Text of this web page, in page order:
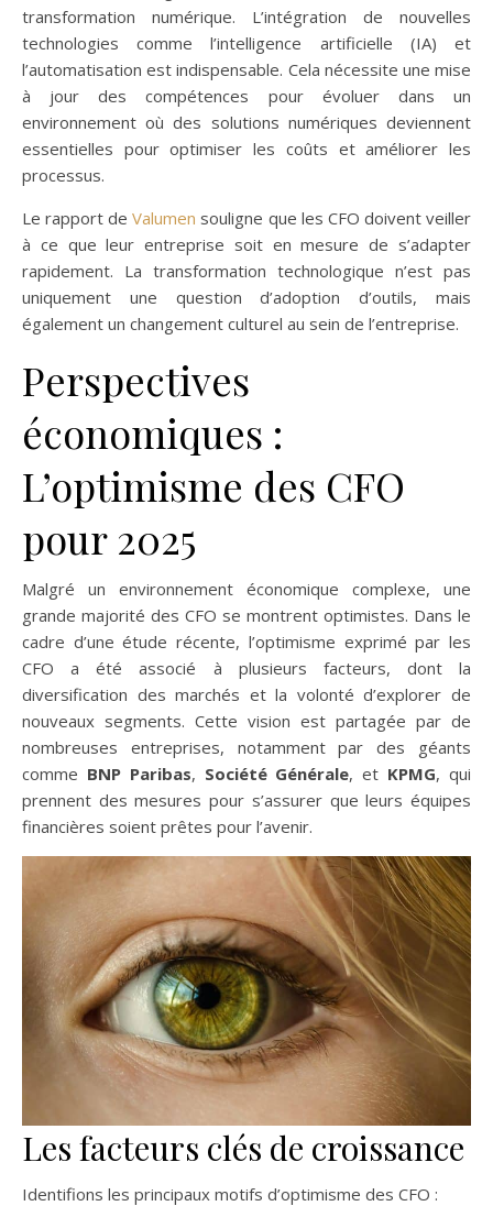
transformation numérique. L’intégration de nouvelles
technologies comme l’intelligence artificielle (IA) et
l’automatisation est indispensable. Cela nécessite une mise
à jour des compétences pour évoluer dans un
environnement où des solutions numériques deviennent
essentielles pour optimiser les coûts et améliorer les
processus.
Le rapport deValumen souligne que les CFO doivent veiller
à ce que leur entreprise soit en mesure de s’adapter
rapidement. La transformation technologique n’est pas
uniquement une question d’adoption d’outils, mais
également un changement culturel au sein de l’entreprise.
Perspectives
économiques :
L’optimisme des CFO
pour 2025
Malgré un environnement économique complexe, une
grande majorité des CFO se montrent optimistes. Dans le
cadre d’une étude récente, l’optimisme exprimé par les
CFO a été associé à plusieurs facteurs, dont la
diversification des marchés et la volonté d’explorer de
nouveaux segments. Cette vision est partagée par de
nombreuses entreprises, notamment par des géants
comme BNP Paribas, Société Générale, et KPMG, qui
prennent des mesures pour s’assurer que leurs équipes
financières soient prêtes pour l’avenir.
Les facteurs clés de croissance
Identifions les principaux motifs d’optimisme des CFO :